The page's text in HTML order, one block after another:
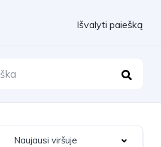
Išvalyti paiešką
Naujausi viršuje